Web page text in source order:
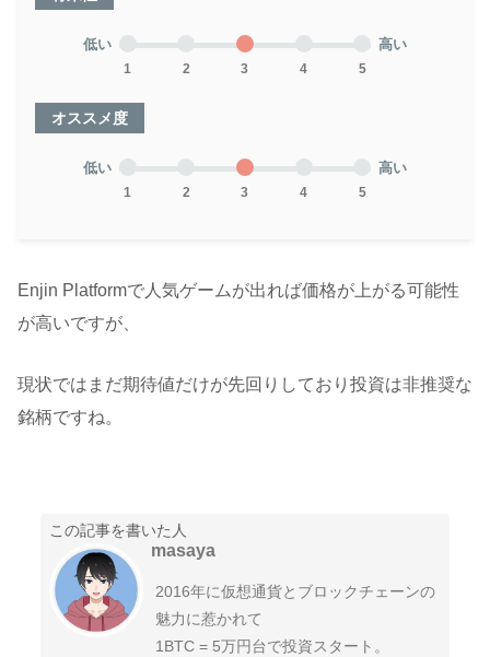
低い
1 2 3 4 5
高い
オススメ度
低い
1 2 3 4 5
高い
Enjin Platformで人気ゲームが出れば価格が上がる可能性
が高いですが、
現状ではまだ期待値だけが先回りしており投資は非推奨な
銘柄ですね。
この記事を書いた人
masaya
2016年に仮想通貨とブロックチェーンの
魅力に惹かれて
1BTC = 5万円台で投資スタート。